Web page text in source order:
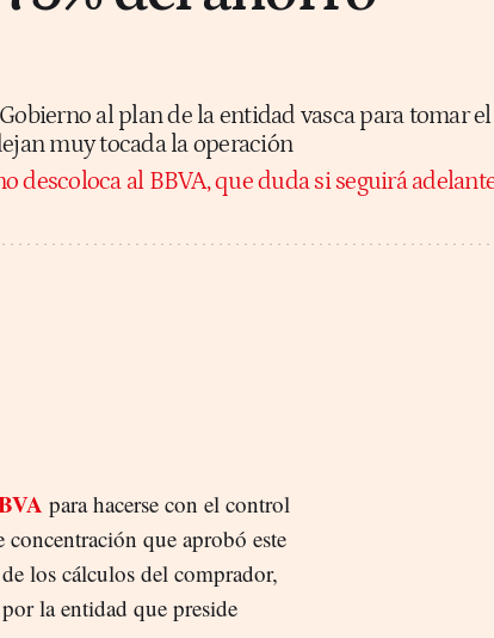
al plan de la entidad vasca para tomar el
muy tocada la operación
descoloca al BBVA, que duda si seguirá
para hacerse con el control
que aprobó este
los cálculos del comprador,
la entidad que preside